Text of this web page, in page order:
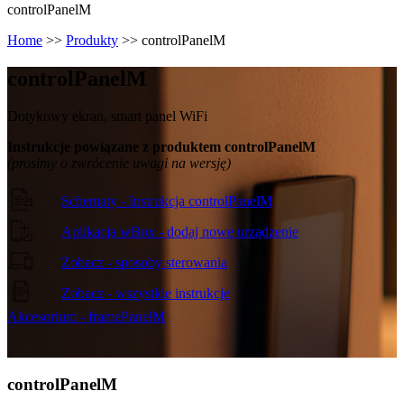
controlPanelM
Home >> Produkty >> controlPanelM
controlPanelM
Dotykowy ekran, smart panel WiFi
Instrukcje powiązane z produktem controlPanelM
(prosimy o zwrócenie uwagi na wersję)
Schematy - Instrukcja controlPanelM
Aplikacja wBox - dodaj nowe urządzenie
Zobacz - sposoby sterowania
Zobacz - wszystkie instrukcje
Akcesorium - framePanelM
controlPanelM